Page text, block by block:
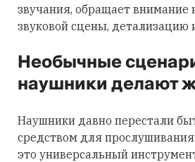
звучания, обращает внимание
звуковой сцены, детализацию
Необычные
наушники делают
Наушники давно перестали
средством для
это универсальный